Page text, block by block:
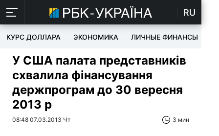
RU
КУРС ДОЛЛАРА ЭКОНОМИКА ЛИЧНЫЕ ФИНАНСЫ
У США палата представників
схвалила фінансування
держпрограм до 30 вересня
2013 р
08:48 07.03.2013 Чт 3 мин